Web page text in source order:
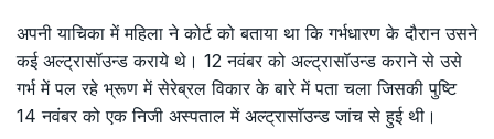
अपनी याचिका में महिला ने कोर्ट को बताया था कि गर्भधारण के दौरान उसने
कई अल्ट्रासॉउन्ड कराये थे। 12 नवंबर को अल्ट्रासॉउन्ड कराने से उसे
गर्भ में पल रहे भ्रूण में सेरेब्रल विकार के बारे में पता चला जिसकी पुष्टि
14 नवंबर को एक निजी अस्पताल में अल्ट्रासॉउन्ड जांच से हुई थी।